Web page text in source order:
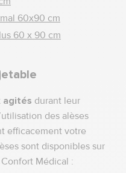
60x90 cm
60 x 90 cm
agités durant leur
des alèses
efficacement votre
sont disponibles sur
Médical :